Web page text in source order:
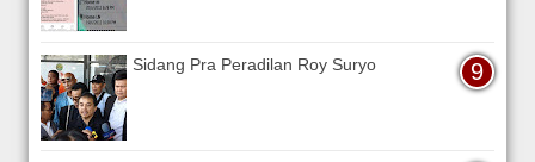
Sidang Pra Peradilan Roy Suryo